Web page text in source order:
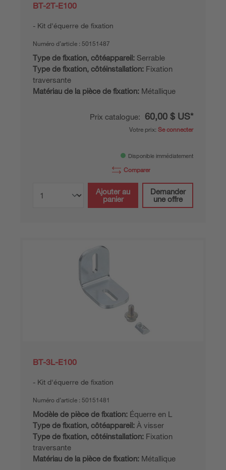
BT-2T-E100
Kit d'équerre de fixation
Numéro d’article : 50151487
Type de fixation, côtéappareil: Serrable
Type de fixation, côtéinstallation: Fixation
traversante
Matériau de la pièce de fixation: Métallique
Prix catalogue: 60,00 $ US*
Votre prix: Se connecter
Disponible immédiatement
Comparer
Ajouter au
panier
Demander
une offre
BT-3L-E100
Kit d'équerre de fixation
Numéro d’article : 50151481
Modèle de pièce de fixation: Équerre en L
Type de fixation, côtéappareil: À visser
Type de fixation, côtéinstallation: Fixation
traversante
Matériau de la pièce de fixation: Métallique